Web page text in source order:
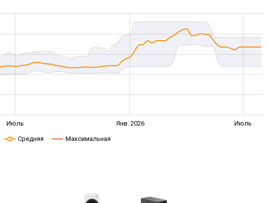
Июль Янв. 2026 Июль
Средняя Максимальная